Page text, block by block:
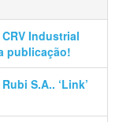
Industrial
publicação!
S.A.. ‘Link’